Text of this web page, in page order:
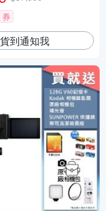
券
貨到通知我